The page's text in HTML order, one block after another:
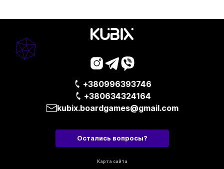
+380996393746
+380634324164
kubix.boardgames@gmail.com
Остались вопросы?
Карта сайта